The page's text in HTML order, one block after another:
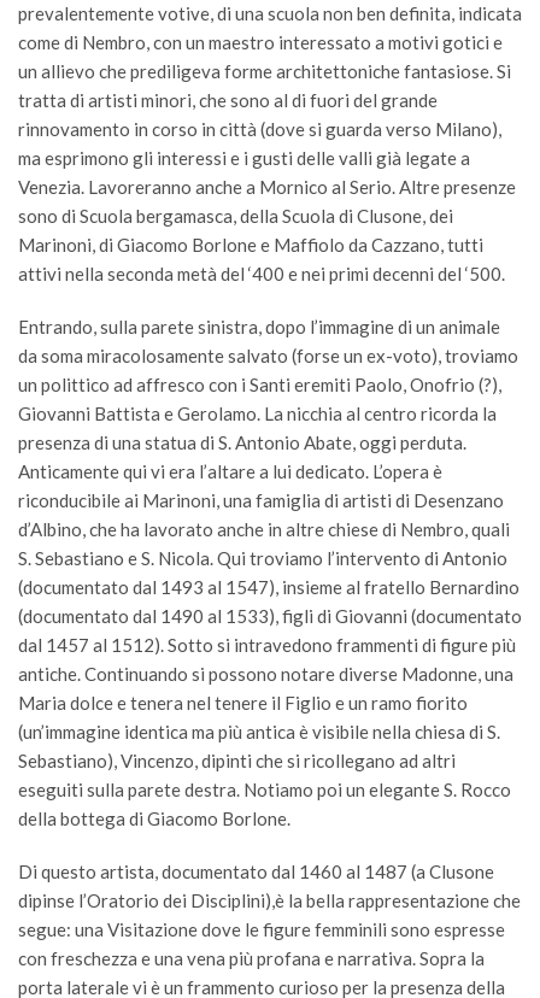
prevalentemente votive, di una scuola non ben definita, indicata
come di Nembro, con un maestro interessato a motivi gotici e
un allievo che prediligeva forme architettoniche fantasiose. Si
tratta di artisti minori, che sono al di fuori del grande
rinnovamento in corso in città (dove si guarda verso Milano),
ma esprimono gli interessi e i gusti delle valli già legate a
Venezia. Lavoreranno anche a Mornico al Serio. Altre presenze
sono di Scuola bergamasca, della Scuola di Clusone, dei
Marinoni, di Giacomo Borlone e Maffiolo da Cazzano, tutti
attivi nella seconda metà del ‘400 e nei primi decenni del ‘500.
Entrando, sulla parete sinistra, dopo l’immagine di un animale
da soma miracolosamente salvato (forse un ex-voto), troviamo
un polittico ad affresco con i Santi eremiti Paolo, Onofrio (?),
Giovanni Battista e Gerolamo. La nicchia al centro ricorda la
presenza di una statua di S. Antonio Abate, oggi perduta.
Anticamente qui vi era l’altare a lui dedicato. L’opera è
riconducibile ai Marinoni, una famiglia di artisti di Desenzano
d’Albino, che ha lavorato anche in altre chiese di Nembro, quali
S. Sebastiano e S. Nicola. Qui troviamo l’intervento di Antonio
(documentato dal 1493 al 1547), insieme al fratello Bernardino
(documentato dal 1490 al 1533), figli di Giovanni (documentato
dal 1457 al 1512). Sotto si intravedono frammenti di figure più
antiche. Continuando si possono notare diverse Madonne, una
Maria dolce e tenera nel tenere il Figlio e un ramo fiorito
(un’immagine identica ma più antica è visibile nella chiesa di S.
Sebastiano), Vincenzo, dipinti che si ricollegano ad altri
eseguiti sulla parete destra. Notiamo poi un elegante S. Rocco
della bottega di Giacomo Borlone.
Di questo artista, documentato dal 1460 al 1487 (a Clusone
dipinse l’Oratorio dei Disciplini),è la bella rappresentazione che
segue: una Visitazione dove le figure femminili sono espresse
con freschezza e una vena più profana e narrativa. Sopra la
porta laterale vi è un frammento curioso per la presenza della